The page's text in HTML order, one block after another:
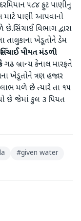
૫૮૪ ફુટ પાણીનુ
માટે પાણી આપવાનો
વિભાગ દ્વારા
તાલુકાના ખેડૂતોને ડેમ
પીયત મંડળી
ગઢ બ્રાન્ચ કેનાલ મારફતે
ખેડૂતોને ત્રણ હજાર
લાભ મળે છે ત્યારે તા ૧૫
છે જેમાં કુલ ૩ પિયત
#given water